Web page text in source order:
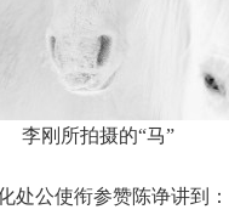
李刚所拍摄的“马”
处公使衔参赞陈诤讲到